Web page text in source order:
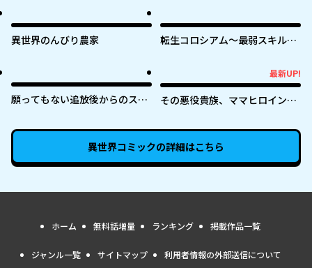
異世界のんびり農家
転生コロシアム～最弱スキルで
願ってもない追放後からのスロ
り行きで美少女ギャルの師匠に
なったらなぜかめちゃくちゃ懐
最新UP!
その悪役貴族、ママヒロインが
となり不遇な推しキャラ助けま
くる～
異世界コミックの詳細はこちら
ホーム 無料話増量 ランキング 掲載作品一覧
ジャンル一覧 サイトマップ 利用者情報の外部送信について